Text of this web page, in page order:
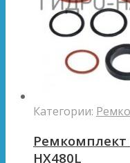
Категории:
Ремкомплект
HX480L